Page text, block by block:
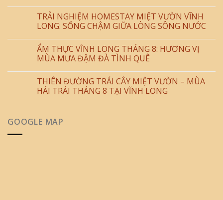
TRẢI NGHIỆM HOMESTAY MIỆT VƯỜN VĨNH
LONG: SỐNG CHẬM GIỮA LÒNG SÔNG NƯỚC
ẨM THỰC VĨNH LONG THÁNG 8: HƯƠNG VỊ
MÙA MƯA ĐẬM ĐÀ TÌNH QUÊ
THIÊN ĐƯỜNG TRÁI CÂY MIỆT VƯỜN – MÙA
HÁI TRÁI THÁNG 8 TẠI VĨNH LONG
GOOGLE MAP